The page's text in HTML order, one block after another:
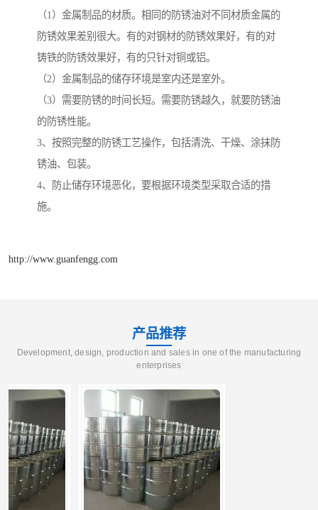
（1）金属制品的材质。相同的防锈油对不同材质金属的
防锈效果差别很大。有的对钢材的防锈效果好，有的对
铸铁的防锈效果好，有的只针对铜或铝。
（2）金属制品的储存环境是室内还是室外。
（3）需要防锈的时间长短。需要防锈越久，就要防锈油
的防锈性能。
3、按照完整的防锈工艺操作，包括清洗、干燥、涂抹防
锈油、包装。
4、防止储存环境恶化，要根据环境类型采取合适的措
施。
http://www.guanfengg.com
产品推荐
Development, design, production and sales in one of the manufacturing
enterprises